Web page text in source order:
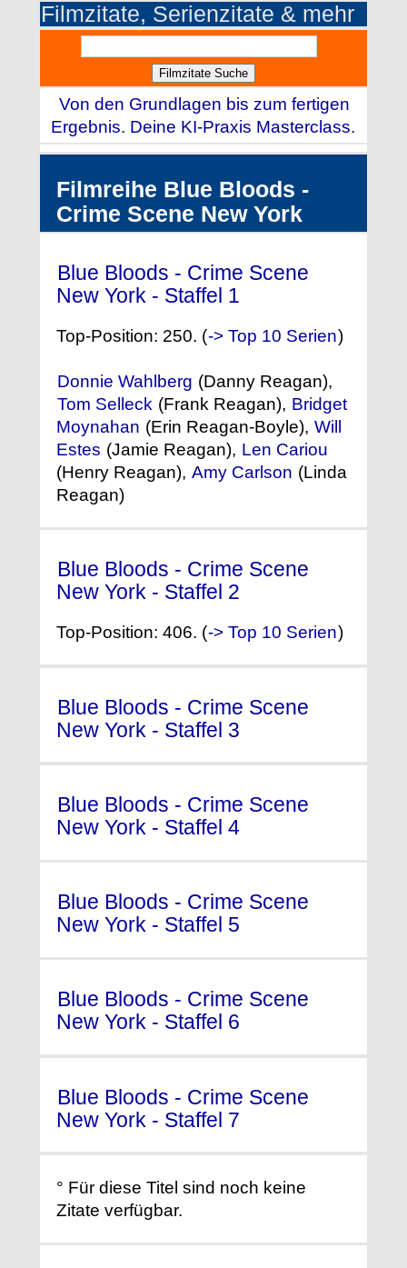
Filmzitate, Serienzitate & mehr
Von den Grundlagen bis zum fertigen
Ergebnis. Deine KI-Praxis Masterclass.
Filmreihe Blue Bloods -
Crime Scene New York
Blue Bloods - Crime Scene
New York - Staffel 1
Top-Position: 250. (-> Top 10 Serien)
Donnie Wahlberg (Danny Reagan),
Tom Selleck (Frank Reagan), Bridget
Moynahan (Erin Reagan-Boyle), Will
Estes (Jamie Reagan), Len Cariou
(Henry Reagan), Amy Carlson (Linda
Reagan)
Blue Bloods - Crime Scene
New York - Staffel 2
Top-Position: 406. (-> Top 10 Serien)
Blue Bloods - Crime Scene
New York - Staffel 3
Blue Bloods - Crime Scene
New York - Staffel 4
Blue Bloods - Crime Scene
New York - Staffel 5
Blue Bloods - Crime Scene
New York - Staffel 6
Blue Bloods - Crime Scene
New York - Staffel 7
° Für diese Titel sind noch keine
Zitate verfügbar.